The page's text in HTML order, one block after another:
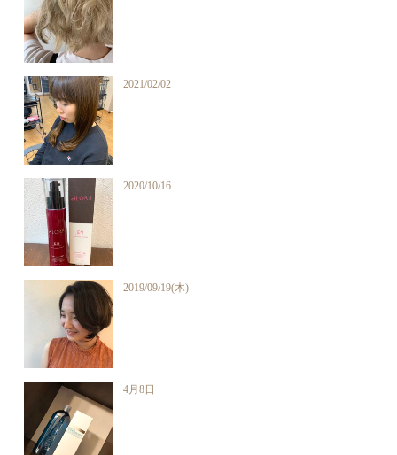
2021/02/02
2020/10/16
2019/09/19(木)
4月8日